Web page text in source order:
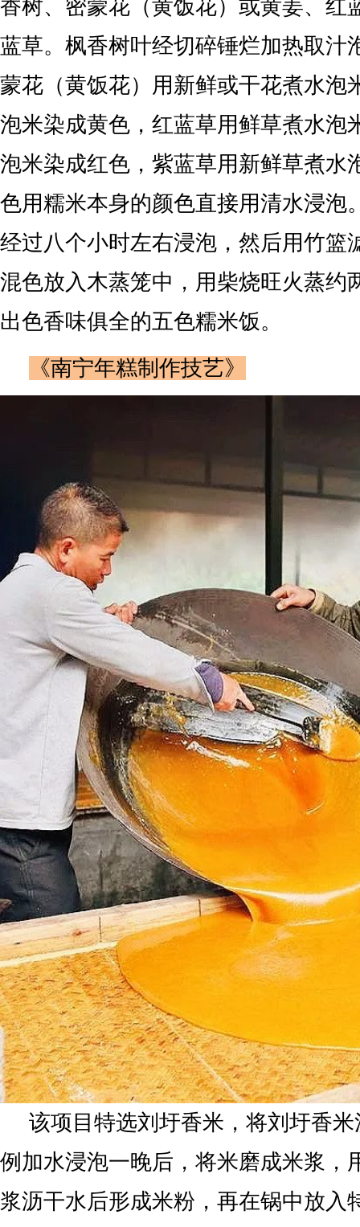
香树、密蒙花（黄饭花）或黄姜、红
蓝草。枫香树叶经切碎锤烂加热取汁
蒙花（黄饭花）用新鲜或干花煮水泡
泡米染成黄色，红蓝草用鲜草煮水泡
泡米染成红色，紫蓝草用新鲜草煮水
色用糯米本身的颜色直接用清水浸泡
经过八个小时左右浸泡，然后用竹篮
混色放入木蒸笼中，用柴烧旺火蒸约
出色香味俱全的五色糯米饭。
《南宁年糕制作技艺》
该项目特选刘圩香米，将刘圩香
例加水浸泡一晚后，将米磨成米浆，
浆沥干水后形成米粉，再在锅中放入